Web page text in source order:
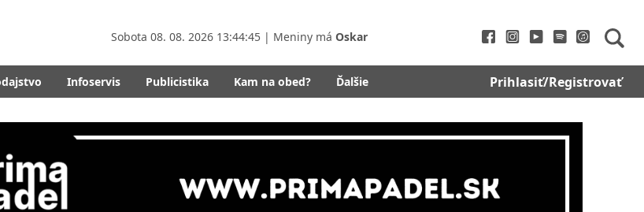
Sobota 08. 08. 2026 13:44:47 | Meniny má Oskar
Infoservis Publicistika Kam na obed? Ďalšie Prihlasiť/Registrovať